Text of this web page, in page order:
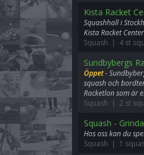
Kista Racket
Squashhall i
Kista Racket
Squash | 4 st
Sundbybergs
Öppet-
squash och
Racketlon som är
Squash | 2 st
Squash -
Hos oss kan du
Squash | 1